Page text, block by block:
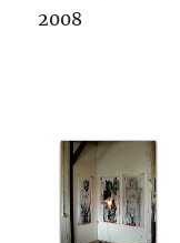
2008